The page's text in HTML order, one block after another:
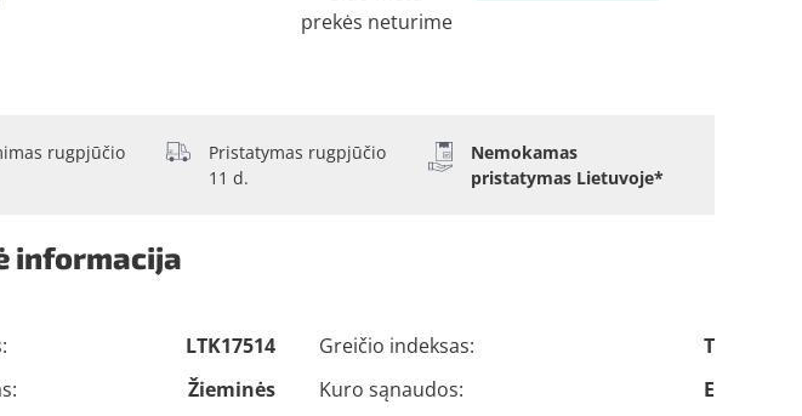
prekės neturime
rugpjūčio
Pristatymas rugpjūčio
11 d.
Nemokamas
pristatymas Lietuvoje*
informacija
LTK17514
Žieminės
Greičio indeksas:
T
Kuro sąnaudos:
E